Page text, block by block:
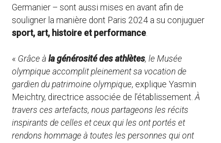
Germanier – sont aussi mises en avant afin de
souligner la manière dont Paris 2024 a su conjuguer
sport, art, histoire et performance
« Grâce à la générosité des athlètes, le Musée
olympique accomplit pleinement sa vocation de
gardien du patrimoine olympique, explique Yasmin
Meichtry, directrice associée de l’établissement.À
travers ces artefacts, nous partageons les récits
inspirants de celles et ceux qui les ont portés et
rendons hommage à toutes les personnes qui ont